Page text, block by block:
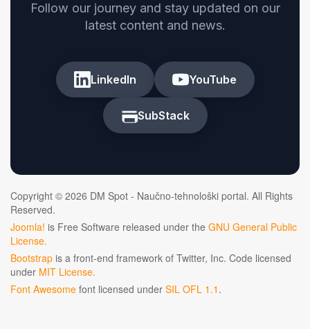
Follow our journey and stay updated on our
latest content and news.
LinkedIn YouTube
SubStack
Copyright © 2026 DM Spot - Naučno-tehnološki portal. All Rights
Reserved.
Joomla! is Free Software released under the GNU General Public
License.
Bootstrap is a front-end framework of Twitter, Inc. Code licensed
under MIT License.
Font Awesome font licensed under SIL OFL 1.1 .